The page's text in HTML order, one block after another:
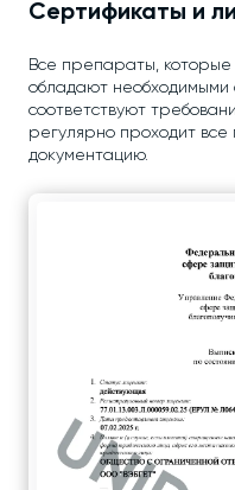
Сертификаты и
Все препараты, которые
обладают необходимыми
соответствуют
регулярно проходит
документацию.